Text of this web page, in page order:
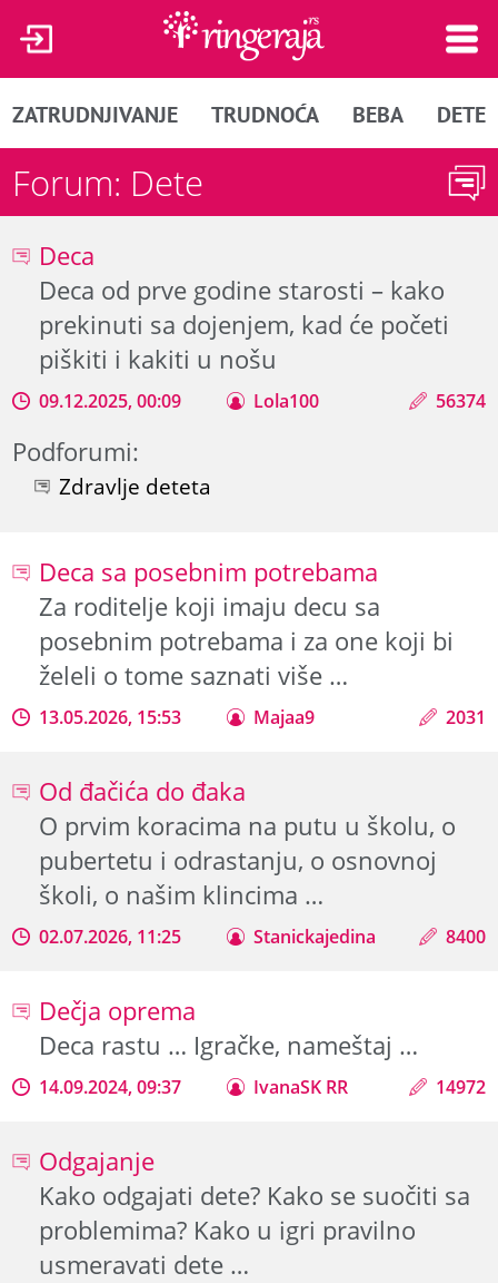
ZATRUDNJIVANJE TRUDNOĆA BEBA DETE
Forum: Dete
Deca
Deca od prve godine starosti – kako
prekinuti sa dojenjem, kad će početi
piškiti i kakiti u nošu
09.12.2025, 00:09 Lola100 56374
Podforumi:
Zdravlje deteta
Deca sa posebnim potrebama
Za roditelje koji imaju decu sa
posebnim potrebama i za one koji bi
želeli o tome saznati više …
13.05.2026, 15:53 Majaa9 2031
Od đačića do đaka
O prvim koracima na putu u školu, o
pubertetu i odrastanju, o osnovnoj
školi, o našim klincima …
02.07.2026, 11:25 Stanickajedina 8400
Dečja oprema
Deca rastu … Igračke, nameštaj …
14.09.2024, 09:37 IvanaSK RR 14972
Odgajanje
Kako odgajati dete? Kako se suočiti sa
problemima? Kako u igri pravilno
usmeravati dete …